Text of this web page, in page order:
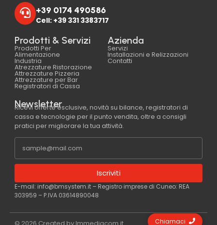
+39 0174 490586
Cell: +39 331 3383717
Prodotti & Servizi
Prodotti Per
Alimentazione
Industria
Atrezzature Ristorazione
Attrezzature Pizzeria
Attrezzature per Bar
Registratori di Cassa
Azienda
Servizi
Installazioni e Relizzazioni
Contatti
Newsletter
Ricevi offerte esclusive, novità su bilance, registratori di
cassa e tecnologie per il punto vendita, oltre a consigli
pratici per migliorare la tua attività.
Iscriviti
E-mail: info@bmsystem.it – Registro imprese di Cuneo: REA
303959 – P.IVA 03614890048
Chiamaci